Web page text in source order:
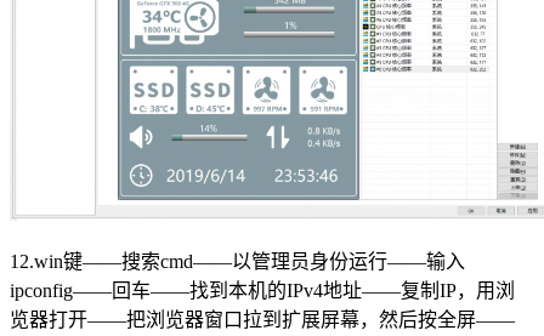
12.win键——搜索cmd——以管理员身份运行——输入
ipconfig——回车——找到本机的IPv4地址——复制IP，用浏
览器打开——把浏览器窗口拉到扩展屏幕，然后按全屏——